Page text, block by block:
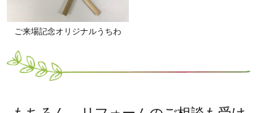
ご来場記念オリジナルうちわ